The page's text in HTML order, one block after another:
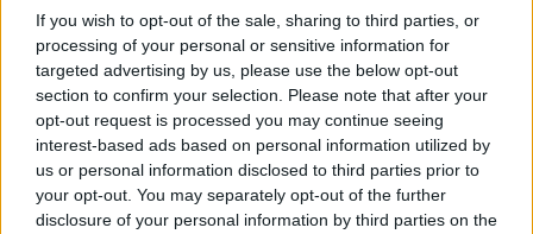
If you wish to opt-out of the sale, sharing to third parties, or
processing of your personal or sensitive information for
targeted advertising by us, please use the below opt-out
section to confirm your selection. Please note that after your
opt-out request is processed you may continue seeing
interest-based ads based on personal information utilized by
us or personal information disclosed to third parties prior to
your opt-out. You may separately opt-out of the further
disclosure of your personal information by third parties on the